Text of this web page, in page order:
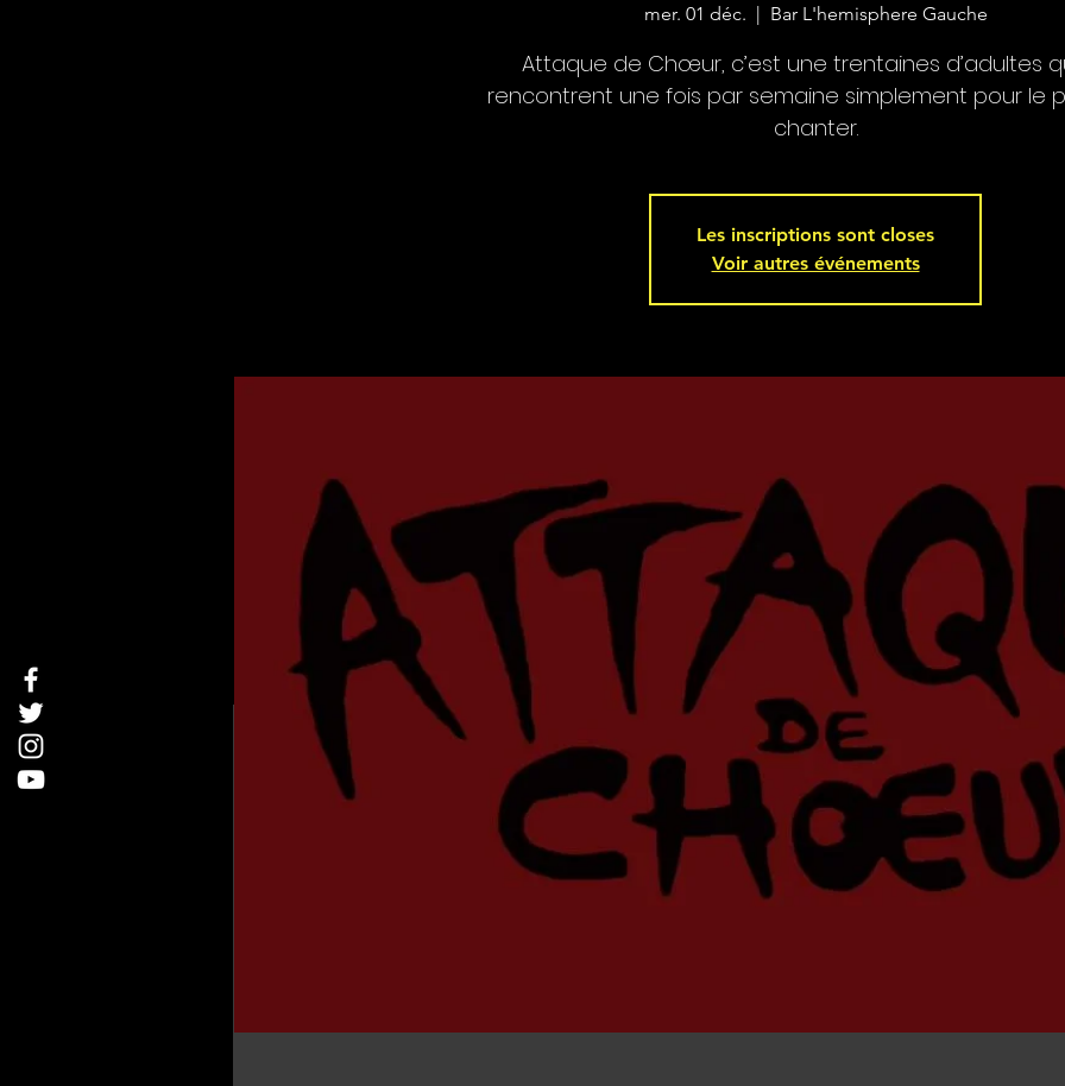
mer. 01 déc.
  |
Bar L'hemisphere Gauche
Attaque de Chœur, c’est une trentaines d’adultes
rencontrent une fois par semaine simplement pour le
chanter.
Les inscriptions sont closes
Voir autres événements